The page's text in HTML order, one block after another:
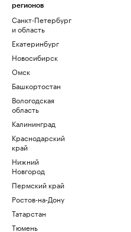
регионов
Санкт-Петербург
и область
Екатеринбург
Новосибирск
Омск
Башкортостан
Вологодская
область
Калининград
Краснодарский
край
Нижний
Новгород
Пермский край
Ростов-на-Дону
Татарстан
Тюмень